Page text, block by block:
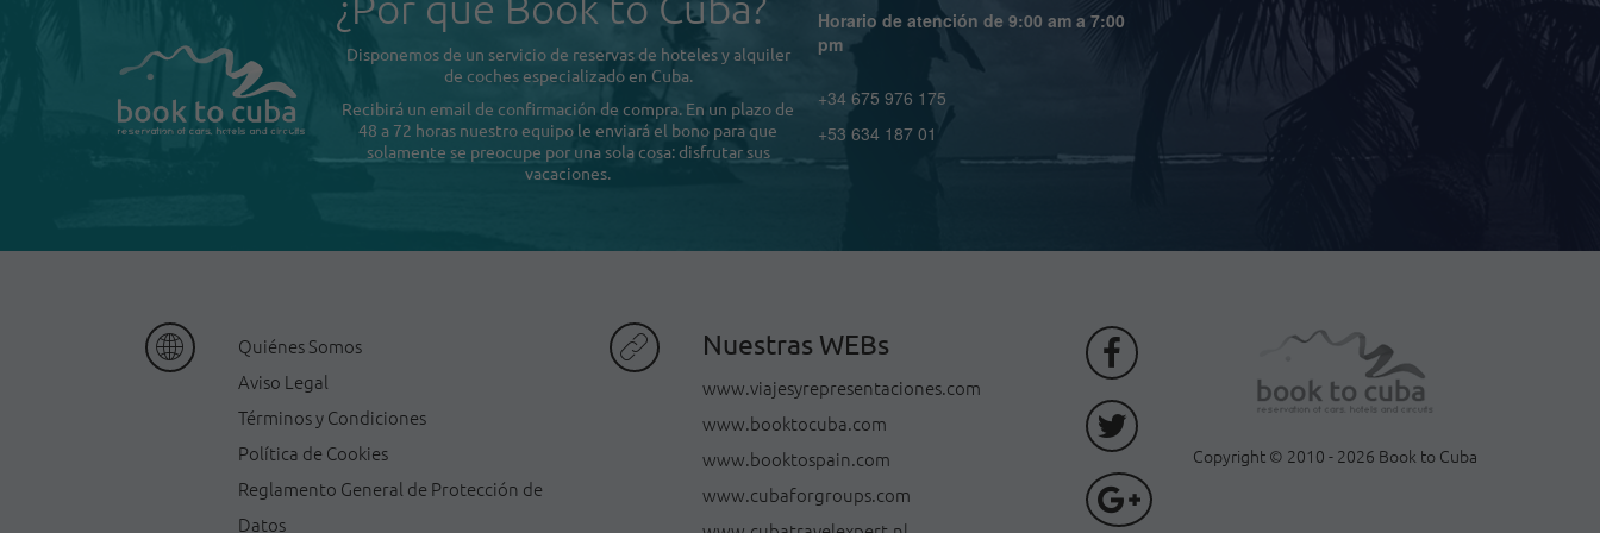
Disponemos de un servicio de reservas de hoteles y alquiler
de coches especializado en Cuba.
Recibirá un email de confirmación de compra. En un plazo de
48 a 72 horas nuestro equipo le enviará el bono para que
solamente se preocupe por una sola cosa: disfrutar sus
vacaciones.
Horario de atención de 9:00 am a 7:00
pm
+34 675 976 175
+53 634 187 01
Quiénes Somos
Aviso Legal
Términos y Condiciones
Política de Cookies
Reglamento General de Protección de
Datos
Nuestras WEBs
www.viajesyrepresentaciones.com
www.booktocuba.com
www.booktospain.com
www.cubaforgroups.com
Copyright © 2010 - 2026 Book to Cuba